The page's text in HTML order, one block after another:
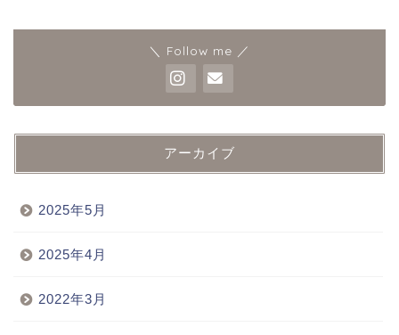
＼ Follow me ／
アーカイブ
2025年5月
2025年4月
2022年3月